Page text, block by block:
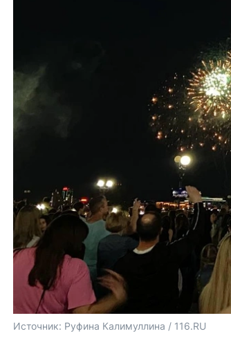
Источник: Руфина Калимуллина / 116.RU